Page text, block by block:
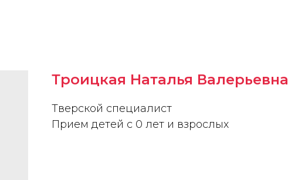
Троицкая Наталья Валерьевна
Тверской специалист
Прием детей с 0 лет и взрослых